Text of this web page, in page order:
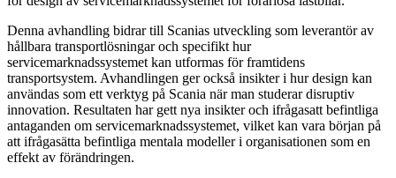
Denna avhandling bidrar till Scanias utveckling som leverantör av
hållbara transportlösningar och specifikt hur
servicemarknadssystemet kan utformas för framtidens
transportsystem. Avhandlingen ger också insikter i hur design kan
användas som ett verktyg på Scania när man studerar disruptiv
innovation. Resultaten har gett nya insikter och ifrågasatt befintliga
antaganden om servicemarknadssystemet, vilket kan vara början på
att ifrågasätta befintliga mentala modeller i organisationen som en
effekt av förändringen.